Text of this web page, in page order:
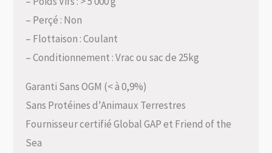
– Perçé : Non
– Flottaison : Coulant
– Conditionnement : Vrac ou sac de 25kg
Garanti Sans OGM (< à 0,9%)
Sans Protéines d'Animaux Terrestres
Fournisseur certifié Global GAP et Friend of the
Sea